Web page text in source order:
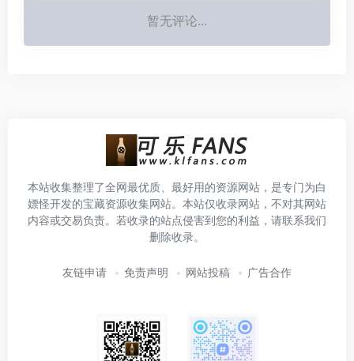
暂无评论...
本站收集整理了全网最优质、最好用的资源网站，是专门为白
嫖怪开发的宝藏资源收集网站。本站仅收录网站，不对其网站
内容或交易负责。若收录的站点侵害到您的利益，请联系我们
删除收录。
友链申请 免责声明 网站投稿 广告合作